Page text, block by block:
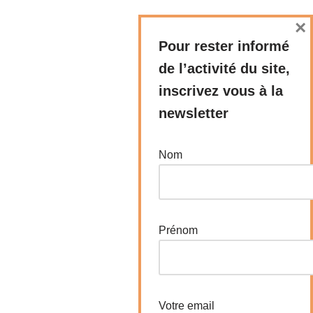
Pour rester informé
de l’activité du site,
inscrivez vous à la
newsletter
Nom
Prénom
Votre email
×